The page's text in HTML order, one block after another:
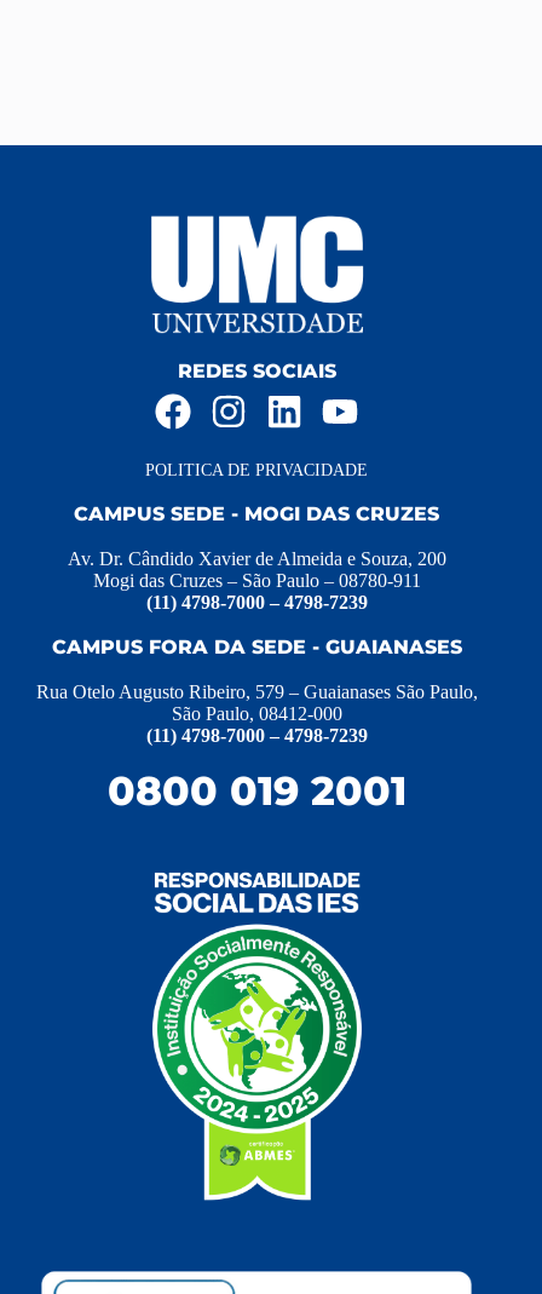
REDES SOCIAIS
POLITICA DE PRIVACIDADE
CAMPUS SEDE - MOGI DAS CRUZES
Av. Dr. Cândido Xavier de Almeida e Souza, 200
Mogi das Cruzes – São Paulo – 08780-911
(11) 4798-7000 – 4798-7239
CAMPUS FORA DA SEDE - GUAIANASES
Rua Otelo Augusto Ribeiro, 579 – Guaianases São Paulo,
São Paulo, 08412-000
(11) 4798-7000 – 4798-7239
0800 019 2001